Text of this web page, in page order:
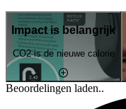
Impact is belangrijk
CO2 is de nieuwe calorie
Beoordelingen laden..